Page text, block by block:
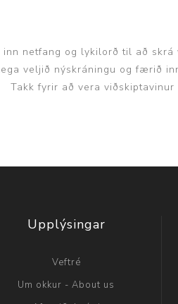
inn netfang og lykilorð til að
veljið nýskráningu og færið
Takk fyrir að vera viðskiptavinur
Upplýsingar
Veftré
Um okkur - About us